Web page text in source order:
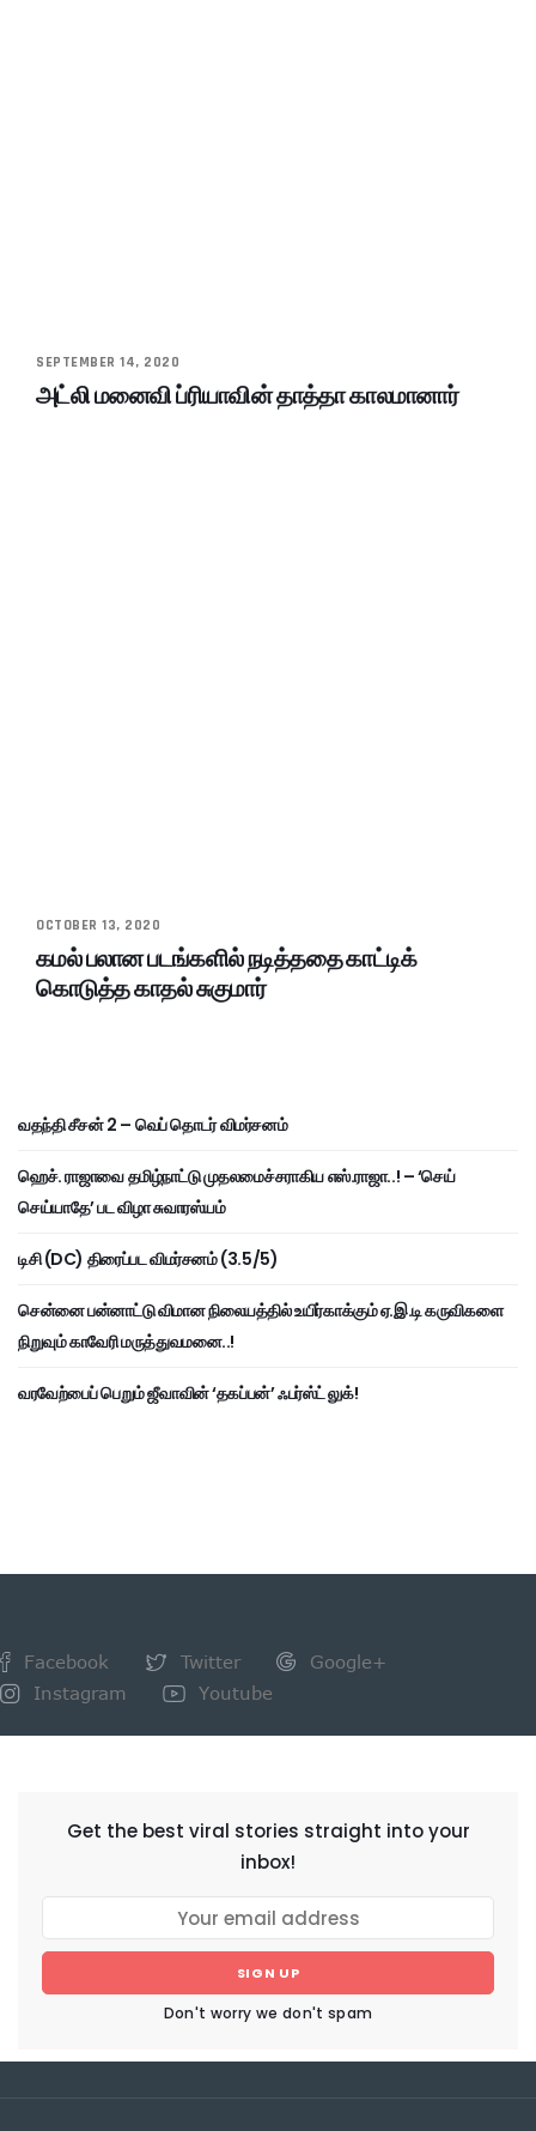
SEPTEMBER 14, 2020
அட்லி மனைவி ப்ரியாவின் தாத்தா காலமானார்
OCTOBER 13, 2020
கமல் பலான படங்களில் நடித்ததை காட்டிக்
கொடுத்த காதல் சுகுமார்
வதந்தி சீசன் 2 – வெப் தொடர் விமர்சனம்
ஹெச். ராஜாவை தமிழ்நாட்டு முதலமைச்சராகிய எஸ்.ராஜா..! – ‘செய்
செய்யாதே’ பட விழா சுவாரஸ்யம்
டிசி (DC) திரைப்பட விமர்சனம் (3.5/5)
சென்னை பன்னாட்டு விமான நிலையத்தில் உயிர்காக்கும் ஏ.இ.டி கருவிகளை
நிறுவும் காவேரி மருத்துவமனை..!
வரவேற்பைப் பெறும் ஜீவாவின் ‘தகப்பன்’ ஃபர்ஸ்ட் லுக்!
Facebook Twitter
Google+
Instagram
Youtube
Get the best viral stories straight into your
inbox!
SIGN UP
Don't worry we don't spam